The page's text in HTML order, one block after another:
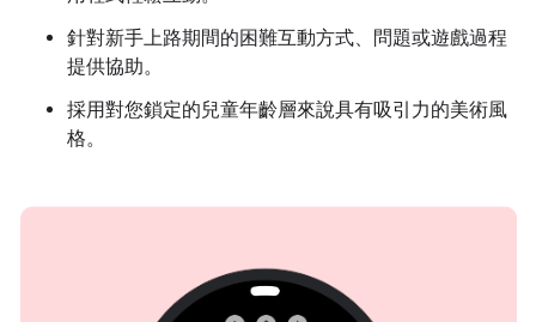
針對新手上路期間的困難互動方式、問題或遊戲過程
提供協助。
採用對您鎖定的兒童年齡層來說具有吸引力的美術風
格。